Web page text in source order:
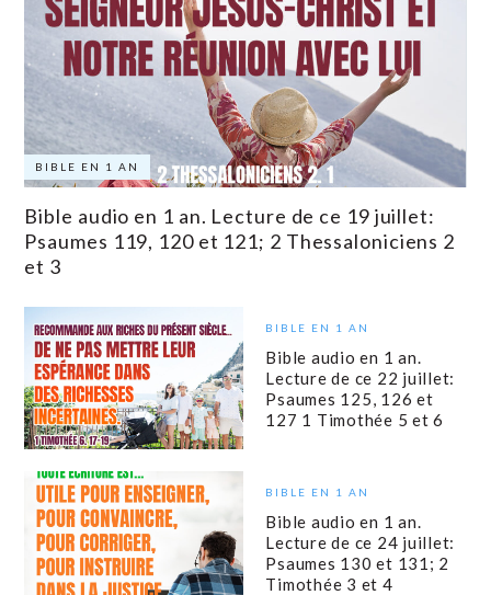
BIBLE EN 1 AN
Bible audio en 1 an. Lecture de ce 19 juillet:
Psaumes 119, 120 et 121; 2 Thessaloniciens 2
et 3
BIBLE EN 1 AN
Bible audio en 1 an.
Lecture de ce 22 juillet:
Psaumes 125, 126 et
127 1 Timothée 5 et 6
BIBLE EN 1 AN
Bible audio en 1 an.
Lecture de ce 24 juillet:
Psaumes 130 et 131; 2
Timothée 3 et 4